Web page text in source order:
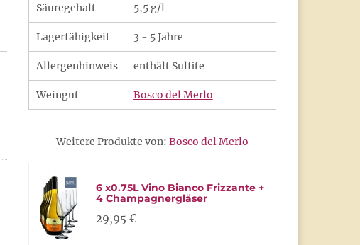
Säuregehalt 5,5 g/l
Lagerfähigkeit 3 - 5 Jahre
Allergenhinweis enthält Sulfite
Weingut Bosco del Merlo
Weitere Produkte von: Bosco del Merlo
6 x0.75L Vino Bianco Frizzante +
4 Champagnergläser
29,95 €